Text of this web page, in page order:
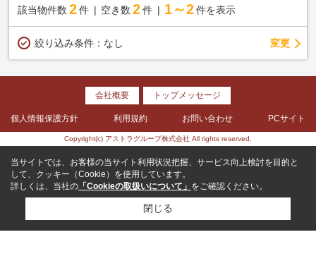
該当物件数 2件 空き数 2 件 1～2 件を表示
絞り込み条件： なし 変更
会社概要 トップメッセージ
個人情報保護方針 利用規約 お問い合わせ PCサイト
Copyright(c) アストラグループ株式会社 All rights reserved.
当サイトでは、お客様の当サイト利用状況把握、サービス向上検討を目的と
して、クッキー（Cookie）を使用しています。
詳しくは、当社の 「Cookieの取扱いについて」 をご確認ください。
閉じる